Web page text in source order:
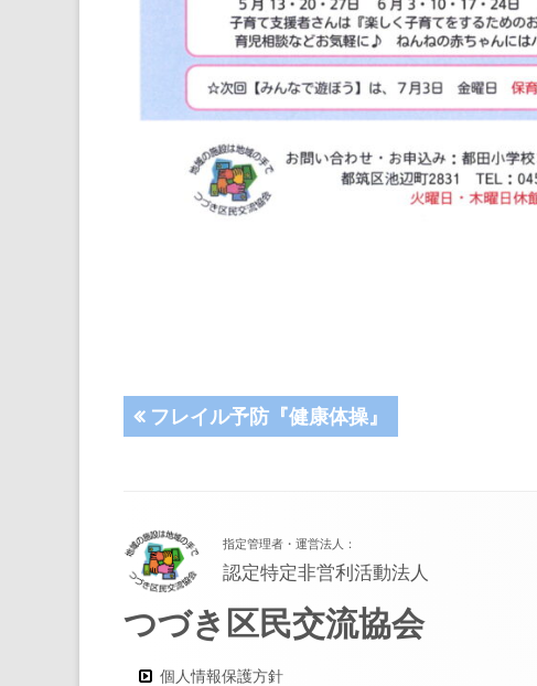
投
ビ
ゲ
前
フレイル予防『健康体操』
ッ
タ
ー・
コ
指定管理者・運営法人：
認定特定非営利活動法人
つづき区民交流協会
個人情報保護方針